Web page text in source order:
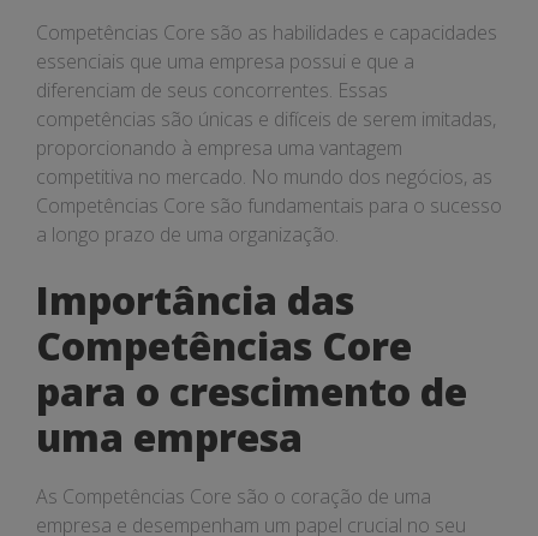
Competências Core são as habilidades e capacidades
essenciais que uma empresa possui e que a
diferenciam de seus concorrentes. Essas
competências são únicas e difíceis de serem imitadas,
proporcionando à empresa uma vantagem
competitiva no mercado. No mundo dos negócios, as
Competências Core são fundamentais para o sucesso
a longo prazo de uma organização.
Importância das
Competências Core
para o crescimento de
uma empresa
As Competências Core são o coração de uma
empresa e desempenham um papel crucial no seu